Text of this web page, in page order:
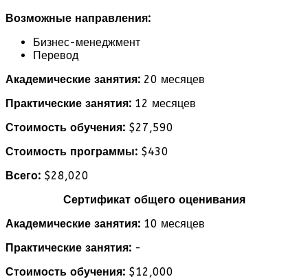
Возможные направления:
Бизнес-менеджмент
Перевод
Академические занятия: 20 месяцев
Практические занятия: 12 месяцев
Стоимость обучения: $27,590
Стоимость программы: $430
Всего: $28,020
Сертификат общего оценивания
Академические занятия: 10 месяцев
Практические занятия: -
Стоимость обучения: $12,000